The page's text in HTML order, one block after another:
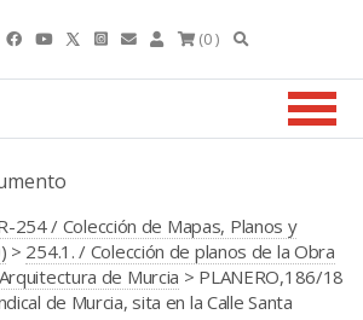
(0 )
254 / Colección de Mapas, Planos y
> 254.1. / Colección de planos de la Obra
de Murcia > PLANERO,186/18
de Murcia, sita en la Calle Santa